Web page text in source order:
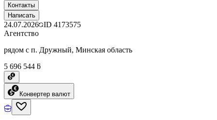
Контакты
Написать
24.07.2026 ID 4173575
Агентство
рядом с п. Дружный, Минская область
5 696 544 ƃ
Конвертер валют